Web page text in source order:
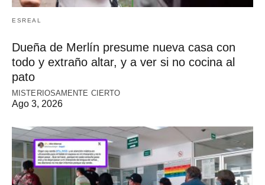
ESREAL
Dueña de Merlín presume nueva casa con
todo y extraño altar, y a ver si no cocina al
pato
MISTERIOSAMENTE CIERTO
Ago 3, 2026